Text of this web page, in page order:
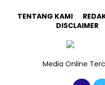
TENTANG KAMI
DISCLAIMER
Media Online